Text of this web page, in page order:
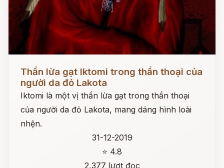
Đọc ngay
Thần lừa gạt Iktomi trong thần thoại của
người da đỏ Lakota
Iktomi là một vị thần lừa gạt trong thần thoại
của người da đỏ Lakota, mang dáng hình loài
nhện.
31-12-2019
⭐ 4.8
2,377 lượt đọc